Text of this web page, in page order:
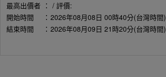
最高出價者 ： / 評價:
開始時間
： 2026年08月08日 00時40分(台灣時間)
結束時間
： 2026年08月09日 21時20分(台灣時間)